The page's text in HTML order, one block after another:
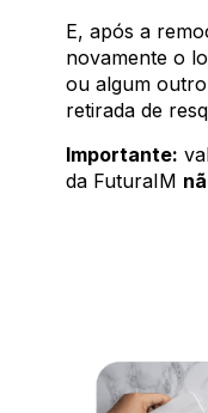
E, após a
novamente o
ou algum
retirada de
Importante:
da FuturaIM